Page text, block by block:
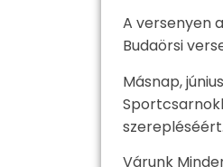
A versenyen
Budaörsi
Másnap,
szerepléséért.
Várunk